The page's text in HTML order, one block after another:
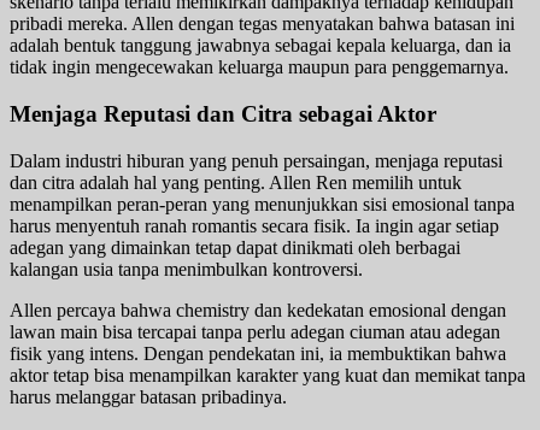
pribadi mereka. Allen dengan tegas menyatakan bahwa batasan ini
adalah bentuk tanggung jawabnya sebagai kepala keluarga, dan ia
tidak ingin mengecewakan keluarga maupun para penggemarnya.
Menjaga Reputasi dan Citra sebagai Aktor
Dalam industri hiburan yang penuh persaingan, menjaga reputasi
dan citra adalah hal yang penting. Allen Ren memilih untuk
menampilkan peran-peran yang menunjukkan sisi emosional tanpa
harus menyentuh ranah romantis secara fisik. Ia ingin agar setiap
adegan yang dimainkan tetap dapat dinikmati oleh berbagai
kalangan usia tanpa menimbulkan kontroversi.
Allen percaya bahwa chemistry dan kedekatan emosional dengan
lawan main bisa tercapai tanpa perlu adegan ciuman atau adegan
fisik yang intens. Dengan pendekatan ini, ia membuktikan bahwa
aktor tetap bisa menampilkan karakter yang kuat dan memikat tanpa
harus melanggar batasan pribadinya.